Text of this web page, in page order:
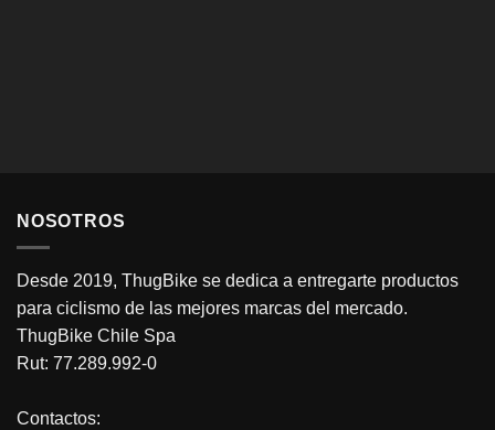
NOSOTROS
Desde 2019, ThugBike se dedica a entregarte productos
para ciclismo de las mejores marcas del mercado.
ThugBike Chile Spa
Rut: 77.289.992-0
Contactos: